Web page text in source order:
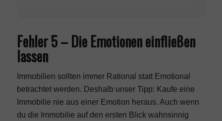
Fehler 5 – Die Emotionen einfließen
lassen
Immobilien sollten immer Rational statt Emotional
betrachtet werden. Deshalb unser Tipp: Kaufe eine
Immobilie nie aus einer Emotion heraus. Auch wenn
du die Immobilie auf den ersten Blick wahnsinnig